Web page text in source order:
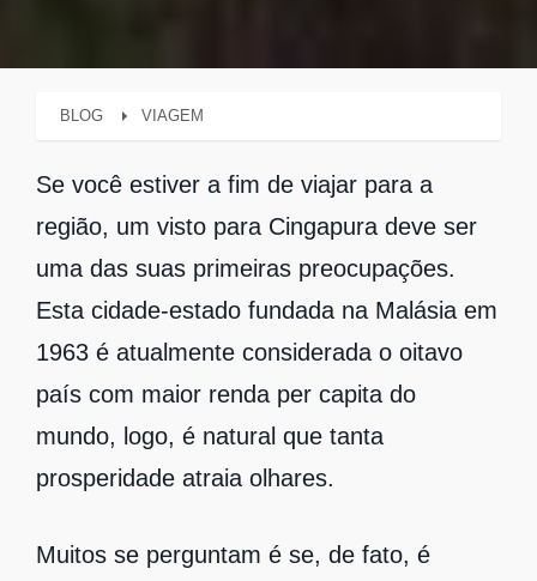
BLOG VIAGEM
Se você estiver a fim de viajar para a
região, um visto para Cingapura deve ser
uma das suas primeiras preocupações.
Esta cidade-estado fundada na Malásia em
1963 é atualmente considerada o oitavo
país com maior renda per capita do
mundo, logo, é natural que tanta
prosperidade atraia olhares.
Muitos se perguntam é se, de fato, é